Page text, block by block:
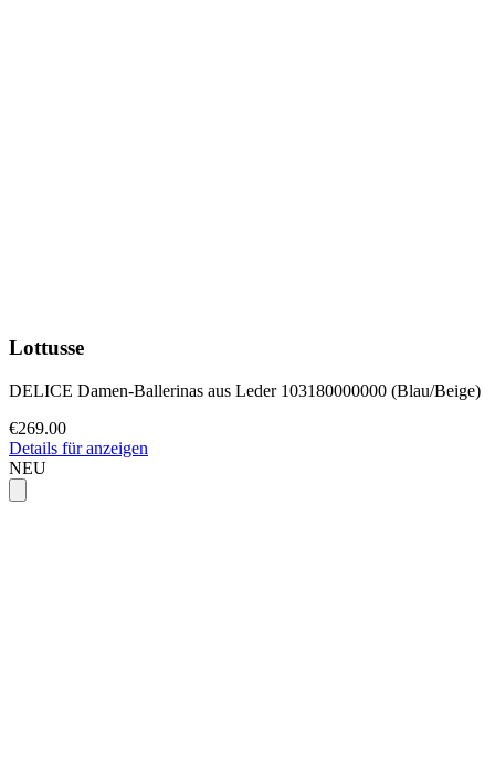
Lottusse
DELICE Damen-Ballerinas aus Leder 103180000000 (Blau/Beige)
€269.00
Details für anzeigen
NEU